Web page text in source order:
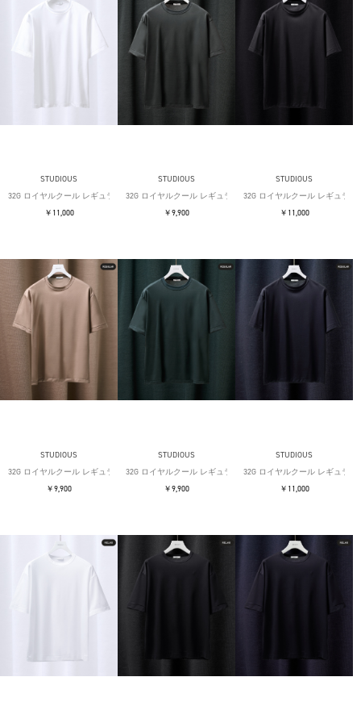
STUDIOUS
32G ロイヤルクール レギュラーTシャツ
￥11,000
STUDIOUS
32G ロイヤルクール レギュラーTシャツ
￥9,900
STUDIOUS
32G ロイヤルクール レギュラー
￥11,000
STUDIOUS
32G ロイヤルクール レギュラーTシャツ
￥9,900
STUDIOUS
32G ロイヤルクール レギュラーTシャツ
￥9,900
STUDIOUS
32G ロイヤルクール レギュラー
￥11,000